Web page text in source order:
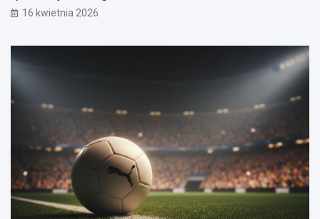
16 kwietnia 2026